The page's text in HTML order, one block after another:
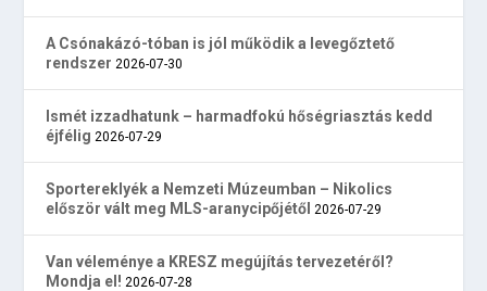
A Csónakázó-tóban is jól működik a levegőztető
rendszer 2026-07-30
Ismét izzadhatunk – harmadfokú hőségriasztás kedd
éjfélig 2026-07-29
Sportereklyék a Nemzeti Múzeumban – Nikolics
először vált meg MLS-aranycipőjétől 2026-07-29
Van véleménye a KRESZ megújítás tervezetéről?
Mondja el! 2026-07-28